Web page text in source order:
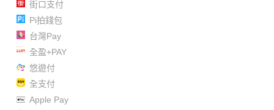
街口支付
Pi拍錢包
台灣Pay
全盈+PAY
悠遊付
全支付
Apple Pay